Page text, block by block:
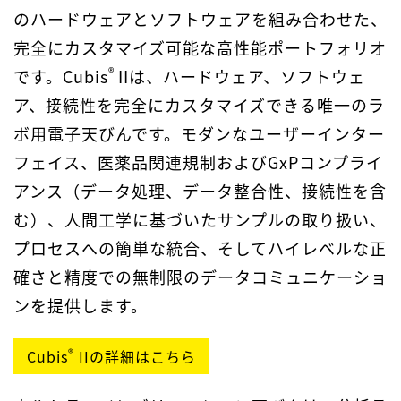
のハードウェアとソフトウェアを組み合わせた、
完全にカスタマイズ可能な高性能ポートフォリオ
です。Cubis® IIは、ハードウェア、ソフトウェ
ア、接続性を完全にカスタマイズできる唯一のラ
ボ用電子天びんです。モダンなユーザーインター
フェイス、医薬品関連規制およびGxPコンプライ
アンス（データ処理、データ整合性、接続性を含
む）、人間工学に基づいたサンプルの取り扱い、
プロセスへの簡単な統合、そしてハイレベルな正
確さと精度での無制限のデータコミュニケーショ
ンを提供します。
Cubis® IIの詳細はこちら